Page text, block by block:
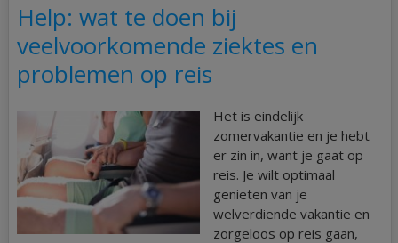
Help: wat te doen bij
veelvoorkomende ziektes en
problemen op reis
Het is eindelijk
zomervakantie en je hebt
er zin in, want je gaat op
reis. Je wilt optimaal
genieten van je
welverdiende vakantie en
zorgeloos op reis gaan,